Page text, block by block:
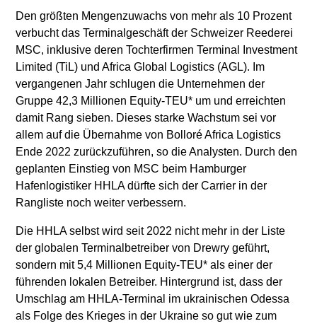
Den größten Mengenzuwachs von mehr als 10 Prozent
verbucht das Terminalgeschäft der Schweizer Reederei
MSC, inklusive deren Tochterfirmen Terminal Investment
Limited (TiL) und Africa Global Logistics (AGL). Im
vergangenen Jahr schlugen die Unternehmen der
Gruppe 42,3 Millionen Equity-TEU* um und erreichten
damit Rang sieben. Dieses starke Wachstum sei vor
allem auf die Übernahme von Bolloré Africa Logistics
Ende 2022 zurückzuführen, so die Analysten. Durch den
geplanten Einstieg von MSC beim Hamburger
Hafenlogistiker HHLA dürfte sich der Carrier in der
Rangliste noch weiter verbessern.
Die HHLA selbst wird seit 2022 nicht mehr in der Liste
der globalen Terminalbetreiber von Drewry geführt,
sondern mit 5,4 Millionen Equity-TEU* als einer der
führenden lokalen Betreiber. Hintergrund ist, dass der
Umschlag am HHLA-Terminal im ukrainischen Odessa
als Folge des Krieges in der Ukraine so gut wie zum